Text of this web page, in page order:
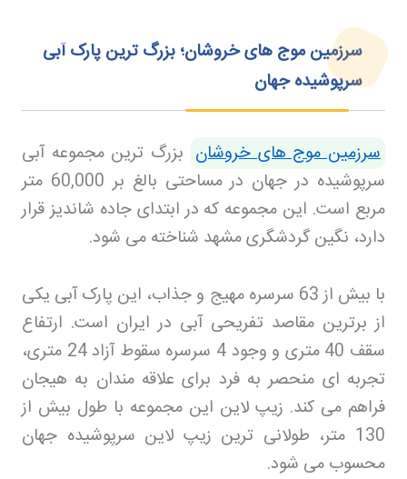
سرزمین موج های خروشان؛ بزرگ ترین پارک آبی
سرپوشیده جهان
سرزمین موج های خروشان بزرگ ترین مجموعه آبی
سرپوشیده در جهان در مساحتی بالغ بر 60,000 متر
مربع است. این مجموعه که در ابتدای جاده شاندیز قرار
دارد، نگین گردشگری مشهد شناخته می شود.
با بیش از 63 سرسره مهیج و جذاب، این پارک آبی یکی
از برترین مقاصد تفریحی آبی در ایران است. ارتفاع
سقف 40 متری و وجود 4 سرسره سقوط آزاد 24 متری،
تجربه ای منحصر به فرد برای علاقه مندان به هیجان
فراهم می کند. زیپ لاین این مجموعه با طول بیش از
130 متر، طولانی ترین زیپ لاین سرپوشیده جهان
محسوب می شود.